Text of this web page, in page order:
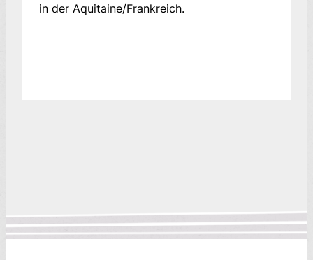
in der Aquitaine/Frankreich.